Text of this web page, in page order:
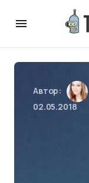
Автор:
02.05.2018